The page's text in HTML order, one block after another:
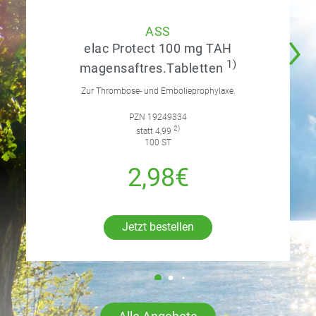
ASS
elac Protect 100 mg TAH
magensaftres.Tabletten 1)
Zur Thrombose- und Embolieprophylaxe.
PZN 19249334
statt 4,99 2)
100 ST
2,98€
Jetzt bestellen